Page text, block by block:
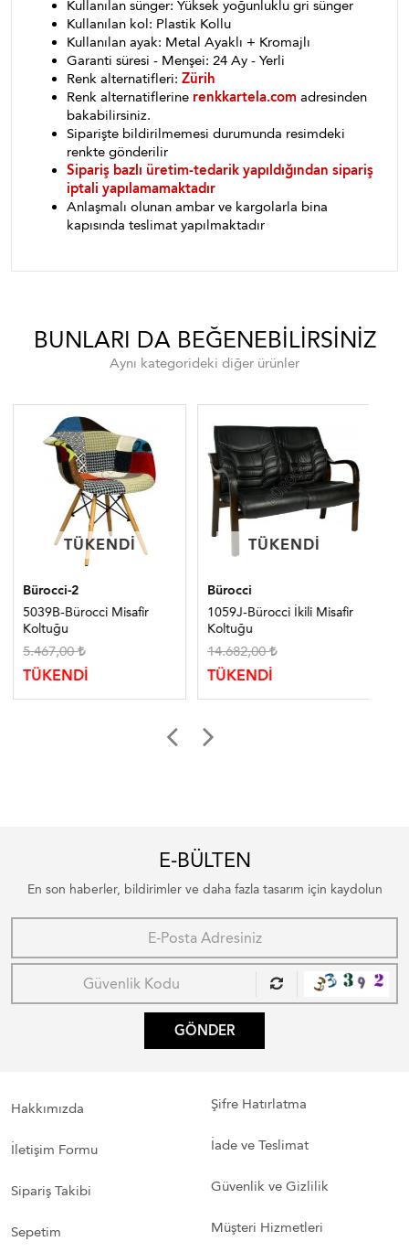
Kullanılan sünger: Yüksek yoğunluklu gri sünger
Kullanılan kol: Plastik Kollu
Kullanılan ayak: Metal Ayaklı + Kromajlı
Garanti süresi - Menşei: 24 Ay - Yerli
Renk alternatifleri: Zürih
Renk alternatiflerine renkkartela.com adresinden
bakabilirsiniz.
Siparişte bildirilmemesi durumunda resimdeki
renkte gönderilir
Sipariş bazlı üretim-tedarik yapıldığından sipariş
iptali yapılamamaktadır
Anlaşmalı olunan ambar ve kargolarla bina
kapısında teslimat yapılmaktadır
BUNLARI DA BEĞENEBILIRSINIZ
Aynı kategorideki diğer ürünler
TÜKENDI
TÜKENDI
Bürocci-2
5039B-Bürocci Misafir
Koltuğu
5.467,00
TÜKENDİ
TÜKENDI
TÜKENDI
Bürocci
1059J-Bürocci İkili Misafir
Koltuğu
14.682,00
TÜKENDİ
E-BÜLTEN
En son haberler, bildirimler ve daha fazla tasarım için kaydolun
GÖNDER
Hakkımızda
İletişim Formu
Sipariş Takibi
Sepetim
Şifre Hatırlatma
İade ve Teslimat
Güvenlik ve Gizlilik
Müşteri Hizmetleri